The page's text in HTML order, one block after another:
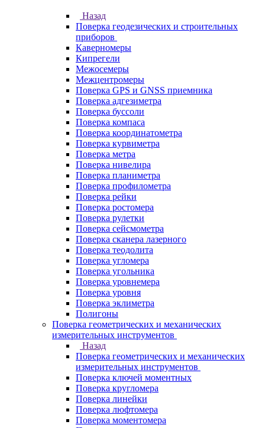
Назад
Поверка геодезических и строительных
приборов
Каверномеры
Кипрегели
Межосемеры
Межцентромеры
Поверка GPS и GNSS приемника
Поверка адгезиметра
Поверка буссоли
Поверка компаса
Поверка координатометра
Поверка курвиметра
Поверка метра
Поверка нивелира
Поверка планиметра
Поверка профилометра
Поверка рейки
Поверка ростомера
Поверка рулетки
Поверка сейсмометра
Поверка сканера лазерного
Поверка теодолита
Поверка угломера
Поверка угольника
Поверка уровнемера
Поверка уровня
Поверка эклиметра
Полигоны
Поверка геометрических и механических
измерительных инструментов
Назад
Поверка геометрических и механических
измерительных инструментов
Поверка ключей моментных
Поверка кругломера
Поверка линейки
Поверка люфтомера
Поверка моментомера